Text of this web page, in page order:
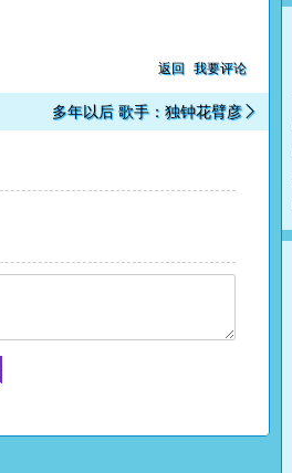
返回 我要评论
多年以后 歌手：独钟花臂彦